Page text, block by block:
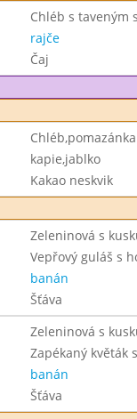
Chléb s taveným
rajče
Čaj
kapie,jablko
Kakao neskvik
Zeleninová s
Vepřový guláš s
banán
Šťáva
Zeleninová s
Zapékaný květák
banán
Šťáva